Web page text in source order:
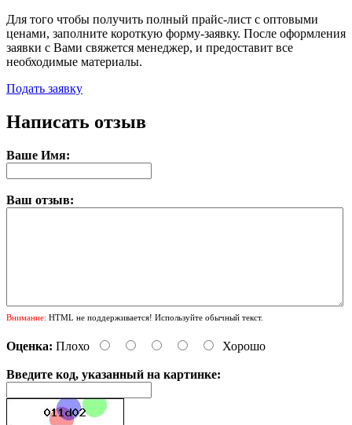
Для того чтобы получить полный прайс-лист с оптовыми
ценами, заполните короткую форму-заявку. После оформления
заявки с Вами свяжется менеджер, и предоставит все
необходимые материалы.
Подать заявку
Написать отзыв
Ваше Имя:
Ваш отзыв:
Внимание: HTML не поддерживается! Используйте обычный текст.
Оценка: Плохо Хорошо
Введите код, указанный на картинке: